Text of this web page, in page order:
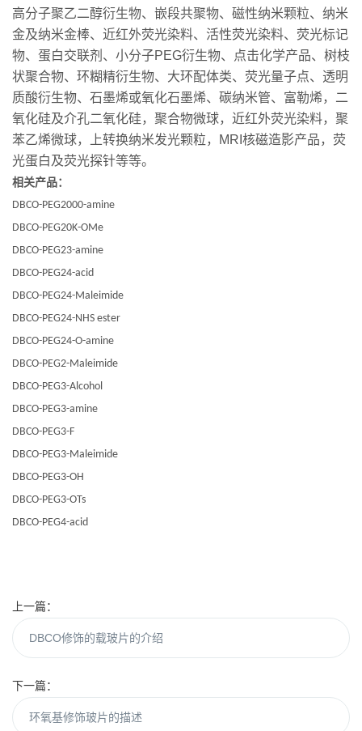
高分子聚乙二醇衍生物、嵌段共聚物、磁性纳米颗粒、纳米
金及纳米金棒、近红外荧光染料、活性荧光染料、荧光标记
物、蛋白交联剂、小分子PEG衍生物、点击化学产品、树枝
状聚合物、环糊精衍生物、大环配体类、荧光量子点、透明
质酸衍生物、石墨烯或氧化石墨烯、碳纳米管、富勒烯，二
氧化硅及介孔二氧化硅，聚合物微球，近红外荧光染料，聚
苯乙烯微球，上转换纳米发光颗粒，MRI核磁造影产品，荧
光蛋白及荧光探针等等。
相关产品：
DBCO-PEG2000-amine
DBCO-PEG20K-OMe
DBCO-PEG23-amine
DBCO-PEG24-acid
DBCO-PEG24-Maleimide
DBCO-PEG24-NHS ester
DBCO-PEG24-O-amine
DBCO-PEG2-Maleimide
DBCO-PEG3-Alcohol
DBCO-PEG3-amine
DBCO-PEG3-F
DBCO-PEG3-Maleimide
DBCO-PEG3-OH
DBCO-PEG3-OTs
DBCO-PEG4-acid
上一篇：
DBCO修饰的载玻片的介绍
下一篇：
环氧基修饰玻片的描述